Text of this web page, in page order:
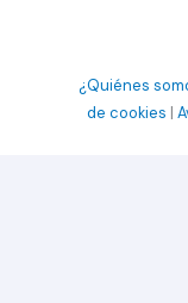
¿Quiénes
de cookies |